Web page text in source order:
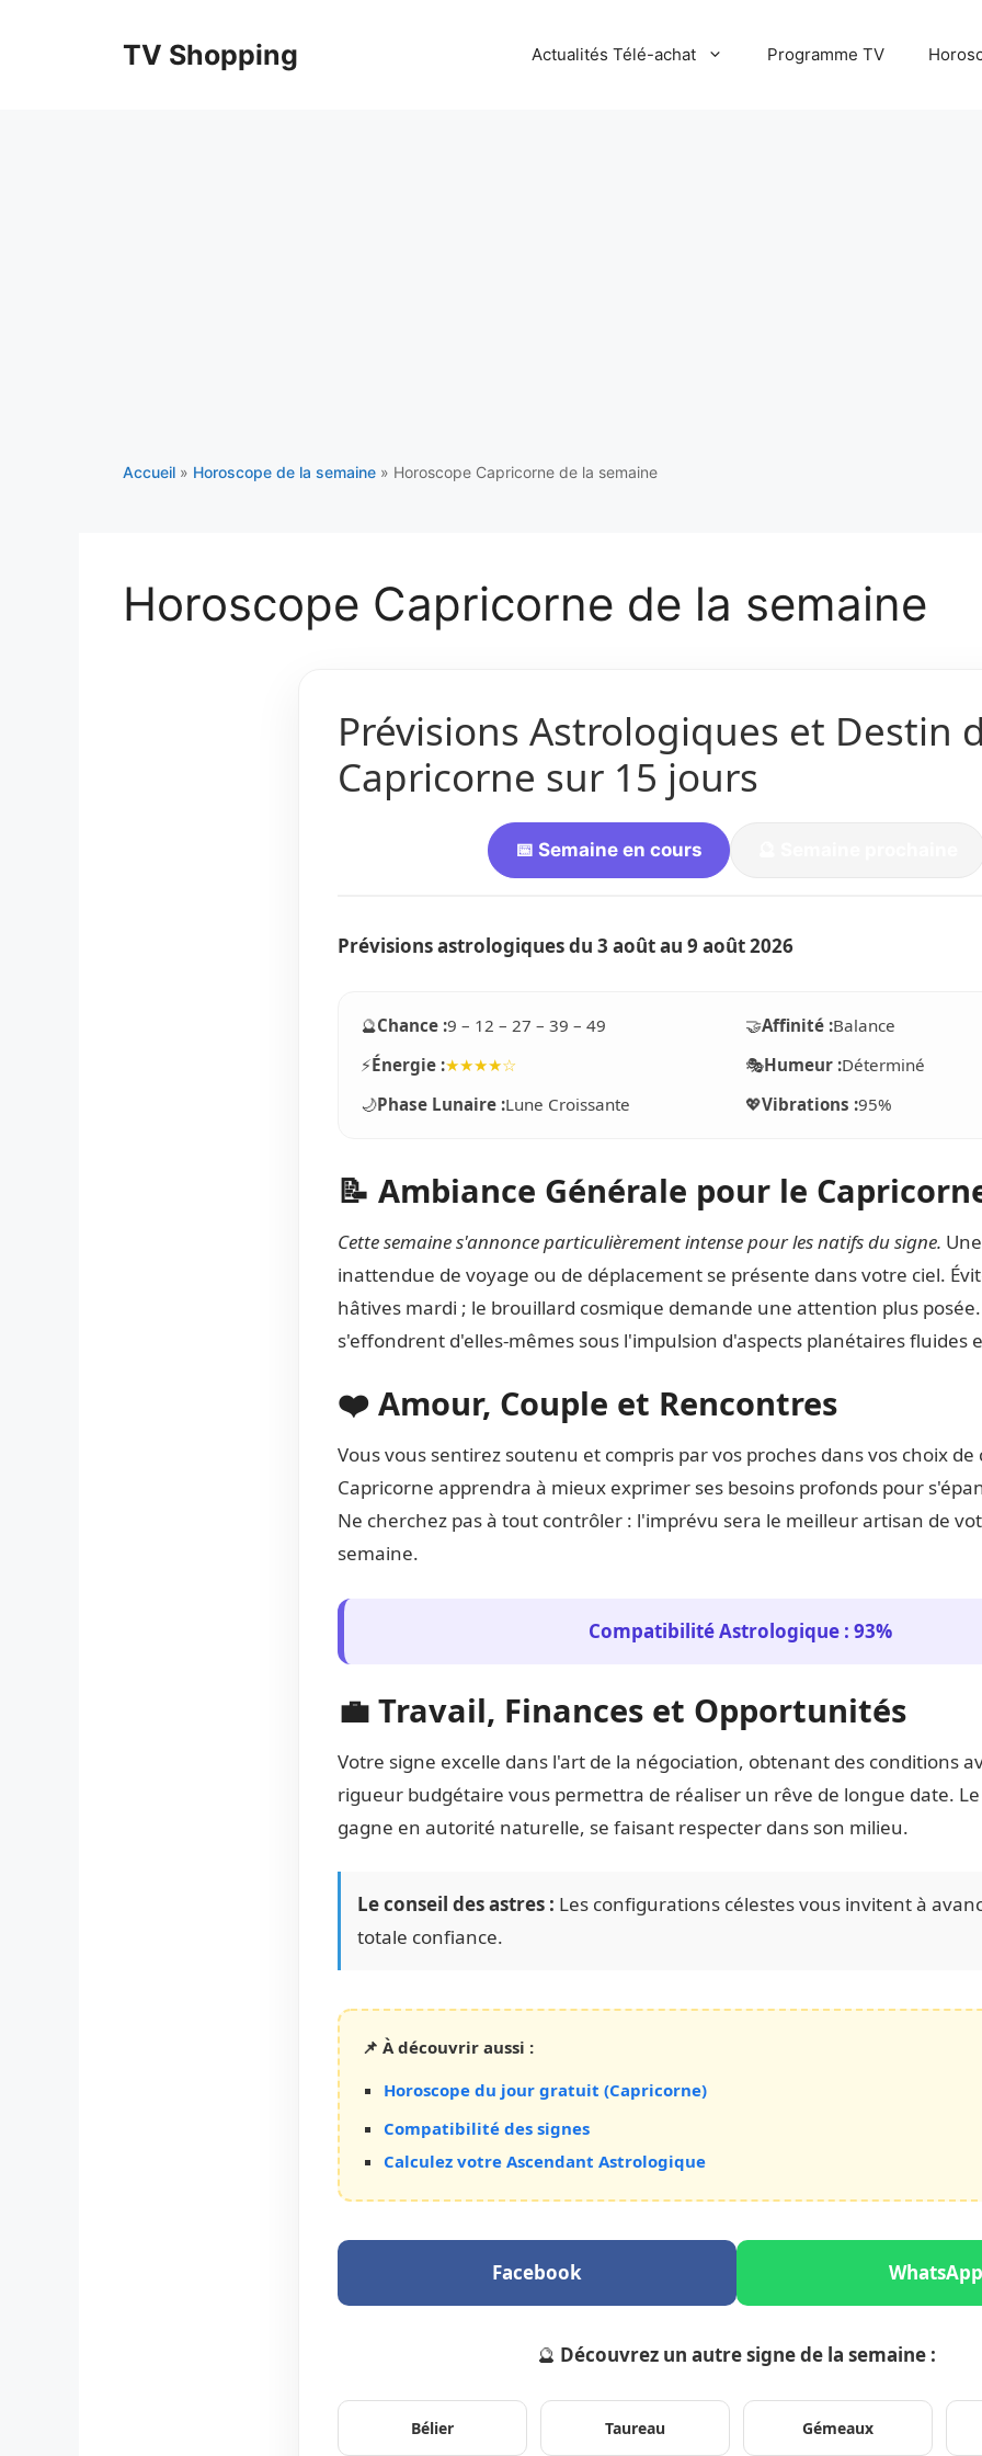
TV Shopping Actualités Télé-achat Programme TV
Accueil » Horoscope de la semaine » Horoscope Capricorne de la semaine
Horoscope Capricorne de la semaine
Prévisions Astrologiques et Destin
Capricorne sur 15 jours
📅 Semaine en cours
Prévisions astrologiques du 3 aoûtau 9 août 2026
🔮Chance :9 – 12 – 27 – 39 – 49 🤝Affinité :Balance
⚡Énergie :★★★★☆ 🎭Humeur :Déterminé
🌙Phase Lunaire :Lune Croissante 💖Vibrations :95%
📝 Ambiance Générale pour le
Cette semaine s'annonce particulièrement intense pour les natifs du signe.
inattendue de voyage ou de déplacement se présente dans votre ciel.
hâtives mardi ; le brouillard cosmique demande une attention plus
s'effondrent d'elles-mêmes sous l'impulsion d'aspects planétaires fluides
❤️ Amour, Couple et Rencontres
Vous vous sentirez soutenu et compris par vos proches dans vos choix
Capricorne apprendra à mieux exprimer ses besoins profonds pour
Ne cherchez pas à tout contrôler : l'imprévu sera le meilleur artisan de
semaine.
Compatibilité Astrologique : 93%
💼 Travail, Finances et Opportunités
Votre signe excelle dans l'art de la négociation, obtenant des conditions
rigueur budgétaire vous permettra de réaliser un rêve de longue date.
gagne en autorité naturelle, se faisant respecter dans son milieu.
Le conseil des astres : Les configurations célestes vous invitent à
totale confiance.
📌 À découvrir aussi :
Horoscope du jour gratuit (Capricorne)
Compatibilité des signes
Calculez votre Ascendant Astrologique
Facebook WhatsApp
🔮 Découvrez un autre signe de la semaine :
Bélier Taureau Gémeaux